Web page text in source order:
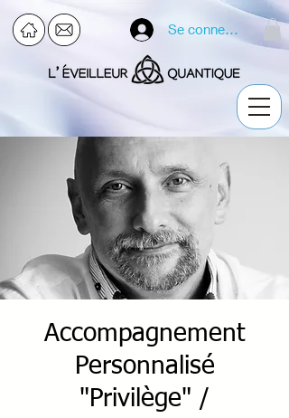
Se connecter
Accompagnement
Personnalisé
"Privilège" /